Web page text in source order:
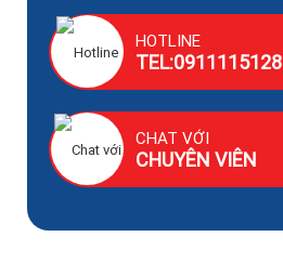
HOTLINE
TEL:0911115128
CHAT VỚI
CHUYÊN VIÊN